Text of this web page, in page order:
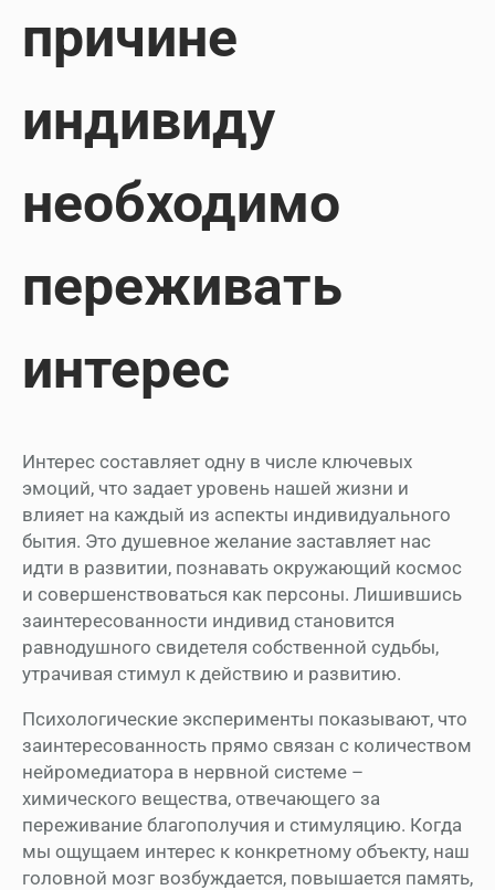
причине
индивиду
необходимо
переживать
интерес
Интерес составляет одну в числе ключевых
эмоций, что задает уровень нашей жизни и
влияет на каждый из аспекты индивидуального
бытия. Это душевное желание заставляет нас
идти в развитии, познавать окружающий космос
и совершенствоваться как персоны. Лишившись
заинтересованности индивид становится
равнодушного свидетеля собственной судьбы,
утрачивая стимул к действию и развитию.
Психологические эксперименты показывают, что
заинтересованность прямо связан с количеством
нейромедиатора в нервной системе –
химического вещества, отвечающего за
переживание благополучия и стимуляцию. Когда
мы ощущаем интерес к конкретному объекту, наш
головной мозг возбуждается, повышается память,